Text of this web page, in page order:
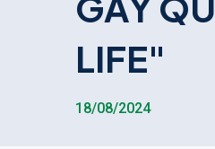
LIFE"
18/08/2024